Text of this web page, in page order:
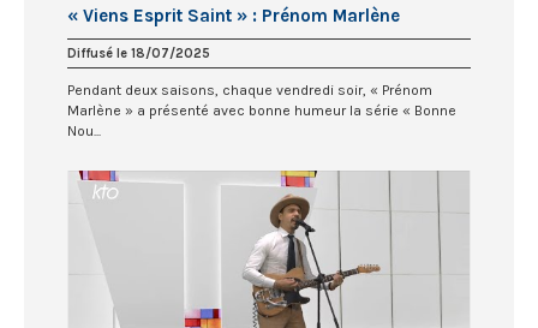
« Viens Esprit Saint » : Prénom Marlène
Diffusé le 18/07/2025
Pendant deux saisons, chaque vendredi soir, « Prénom
Marlène » a présenté avec bonne humeur la série « Bonne
Nou...